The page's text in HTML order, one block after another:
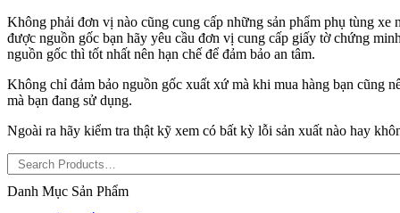
Không phải đơn vị nào cũng cung cấp những sản phẩm phụ tùng
được nguồn gốc bạn hãy yêu cầu đơn vị cung cấp giấy tờ chứng
nguồn gốc thì tốt nhất nên hạn chế để đảm bảo an tâm.
Không chỉ đảm bảo nguồn gốc xuất xứ mà khi mua hàng bạn cũng
mà bạn đang sử dụng.
Ngoài ra hãy kiểm tra thật kỹ xem có bất kỳ lỗi sản xuất nào hay
Danh Mục Sản Phẩm